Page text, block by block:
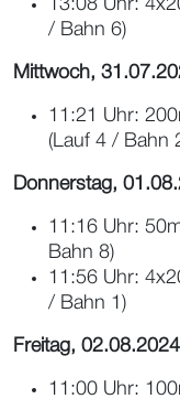
13:08 Uhr:
/ Bahn 6)
Mittwoch,
11:21 Uhr:
(Lauf 4 / Bahn
Donnerstag,
11:16 Uhr:
Bahn 8)
11:56 Uhr:
/ Bahn 1)
Freitag,
11:00 Uhr: